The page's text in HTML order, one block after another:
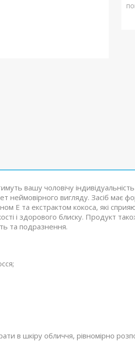
вашу чоловічу
вигляду. Засіб має
Е та екстрактом кокоса, які
і здорового блиску. Продукт
та подразнення.
в шкіру обличчя, рівномірно